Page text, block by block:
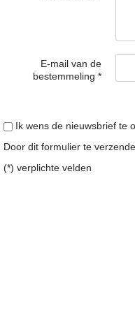
E-mail van de
bestemmeling *
Ik wens de nieuwsbrief te
Door dit formulier te
(*) verplichte velden